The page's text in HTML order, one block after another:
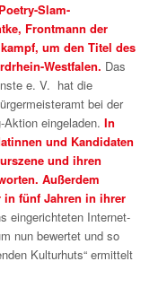
Slam-
Frontmann der
um den Titel des
Westfalen. Das
e. V. hat die
bei der
eingeladen. In
und Kandidaten
und ihren
Außerdem
fünf Jahren in ihrer
eingerichteten Internet-
nun bewertet und so
Kulturhuts“ ermittelt